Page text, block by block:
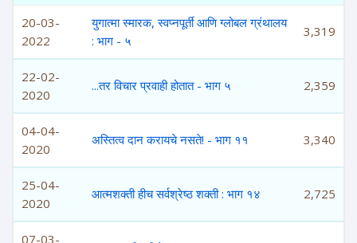
20-03-
2022
युगात्मा स्मारक, स्वप्नपूर्ती आणि ग्लोबल ग्रंथालय
: भाग - ५
3,319
22-02-
2020
...तर विचार प्रवाही होतात - भाग ५ 2,359
04-04-
2020
अस्तित्व दान करायचे नसते! - भाग ११ 3,340
25-04-
2020
आत्मशक्ती हीच सर्वश्रेष्ठ शक्ती : भाग १४ 2,725
07-03-